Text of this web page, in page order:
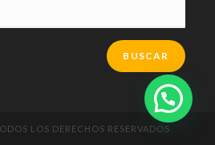
BUSCAR
LOS DERECHOS RESERVADOS